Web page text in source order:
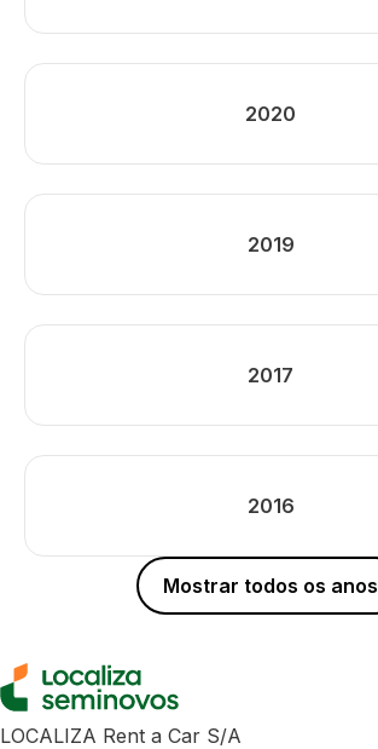
2020
2019
2017
2016
Mostrar todos os anos
LOCALIZA Rent a Car S/A